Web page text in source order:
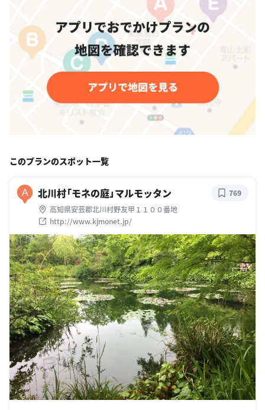
このプランのスポット一覧
A 北川村「モネの庭」マルモッタン
高知県安芸郡北川村野友甲１１００番地
http://www.kjmonet.jp/
769